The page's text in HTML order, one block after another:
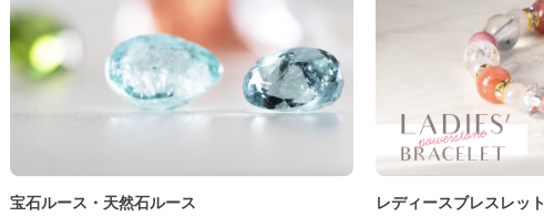
宝石ルース・天然石ルース レディースブレスレット